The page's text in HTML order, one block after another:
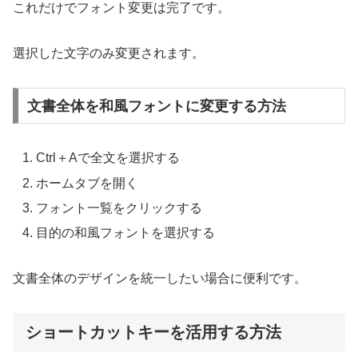
これだけでフォント変更は完了です。
選択した文字のみ変更されます。
文書全体を和風フォントに変更する方法
Ctrl＋Aで全文を選択する
ホームタブを開く
フォント一覧をクリックする
目的の和風フォントを選択する
文書全体のデザインを統一したい場合に便利です。
ショートカットキーを活用する方法